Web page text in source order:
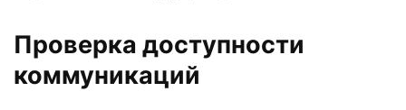
Проверка доступности
коммуникаций